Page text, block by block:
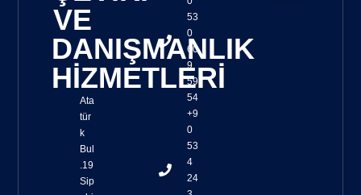
VE
DANIŞMANLIK
HİZMETLERİ
Ata
tür
k
Bul
.19
Sip
53
0
60
9
59
54
+9
0
53
4
24